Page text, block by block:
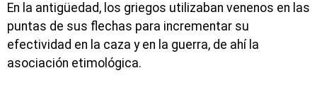
En la antigüedad, los griegos utilizaban venenos en las
puntas de sus flechas para incrementar su
efectividad en la caza y en la guerra, de ahí la
asociación etimológica.